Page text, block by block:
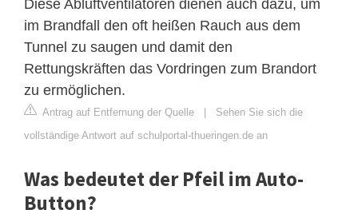
Diese Abluftventilatoren dienen auch dazu, um
im Brandfall den oft heißen Rauch aus dem
Tunnel zu saugen und damit den
Rettungskräften das Vordringen zum Brandort
zu ermöglichen.
Antrag auf Entfernung der Quelle | Sehen Sie sich die
vollständige Antwort auf schulportal-thueringen.de an
Was bedeutet der Pfeil im Auto-
Button?